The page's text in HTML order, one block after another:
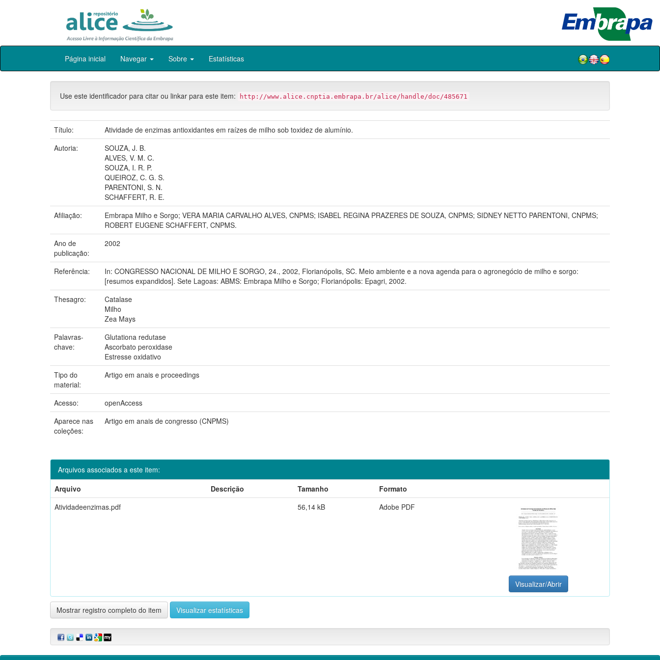
Skip
Página inicial Navegar Sobre Estatísticas
Use este identificador para citar ou linkar para este item: http://www.alice.cnptia.embrapa.br/alice/handle/doc/485671
Título:
Atividade de enzimas antioxidantes em raízes de milho sob toxidez de alumínio.
Autoria:
SOUZA, J. B.
ALVES, V. M. C.
SOUZA, I. R. P.
QUEIROZ, C. G. S.
PARENTONI, S. N.
SCHAFFERT, R. E.
Afiliação:
Embrapa Milho e Sorgo; VERA MARIA CARVALHO ALVES, CNPMS; ISABEL REGINA PRAZERES DE SOUZA, CNPMS; SIDNEY NETTO PARENTONI, CNPMS;
ROBERT EUGENE SCHAFFERT, CNPMS.
Ano de
publicação:
2002
Referência:
In: CONGRESSO NACIONAL DE MILHO E SORGO, 24., 2002, Florianópolis, SC. Meio ambiente e a nova agenda para o agronegócio de milho e sorgo:
[resumos expandidos]. Sete Lagoas: ABMS: Embrapa Milho e Sorgo; Florianópolis: Epagri, 2002.
Thesagro:
Catalase
Milho
Zea Mays
Palavras-
chave:
Glutationa redutase
Ascorbato peroxidase
Estresse oxidativo
Tipo do
material:
Artigo em anais e proceedings
Acesso:
openAccess
Aparece nas
coleções:
Artigo em anais de congresso (CNPMS)
Arquivos associados a este item:
Arquivo
Descrição Tamanho
Formato
Atividadeenzimas.pdf
56,14 kB Adobe PDF
Visualizar/Abrir
Mostrar registro completo do item Visualizar estatísticas